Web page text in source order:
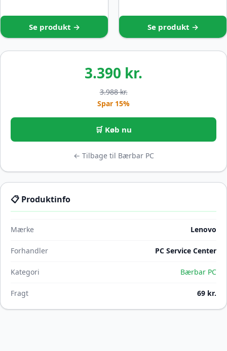
Se produkt → Se produkt →
3.390 kr.
3.988 kr.
Spar 15%
🛒 Køb nu
← Tilbage til Bærbar PC
📋 Produktinfo
Mærke Lenovo
Forhandler PC Service Center
Kategori Bærbar PC
Fragt 69 kr.